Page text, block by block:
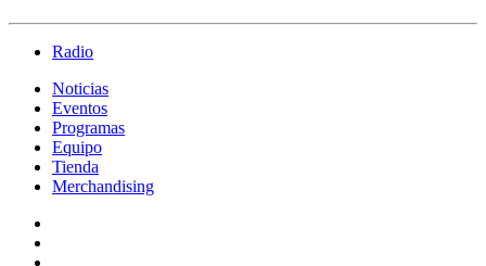
Radio
Noticias
Eventos
Programas
Equipo
Tienda
Merchandising